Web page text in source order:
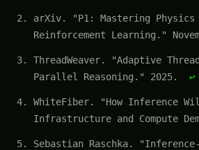
arXiv. "P1: Mastering Physics
Reinforcement Learning."
ThreadWeaver. "Adaptive
Parallel Reasoning." 2025.
↩
WhiteFiber. "How Inference
Infrastructure and Compute
Sebastian Raschka. "Inference-